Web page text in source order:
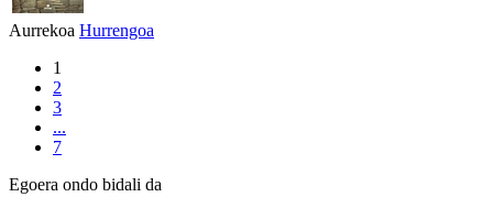
Aurrekoa Hurrengoa
1
2
3
...
7
Egoera ondo bidali da